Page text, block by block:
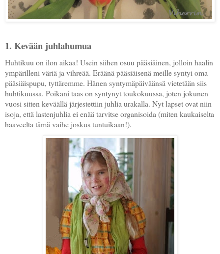
1. Kevään juhlahumua
Huhtikuu on ilon aikaa! Usein siihen osuu pääsiäinen, jolloin haalin
ympärilleni väriä ja vihreää. Eräänä pääsiäisenä meille syntyi oma
pääsiäispupu, tyttäremme. Hänen syntymäpäiväänsä vietetään siis
huhtikuussa. Poikani taas on syntynyt toukokuussa, joten jokunen
vuosi sitten keväällä järjestettiin juhlia urakalla. Nyt lapset ovat niin
isoja, että lastenjuhlia ei enää tarvitse organisoida (miten kaukaiselta
haaveelta tämä vaihe joskus tuntuikaan!).